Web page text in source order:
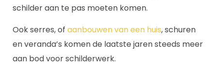
schilder aan te pas moeten komen.
Ook serres, of aanbouwen van een huis, schuren
en veranda’s komen de laatste jaren steeds meer
aan bod voor schilderwerk.